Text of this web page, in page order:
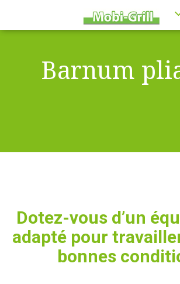
Barnum
Dotez-vous d’un
adapté pour
bonnes